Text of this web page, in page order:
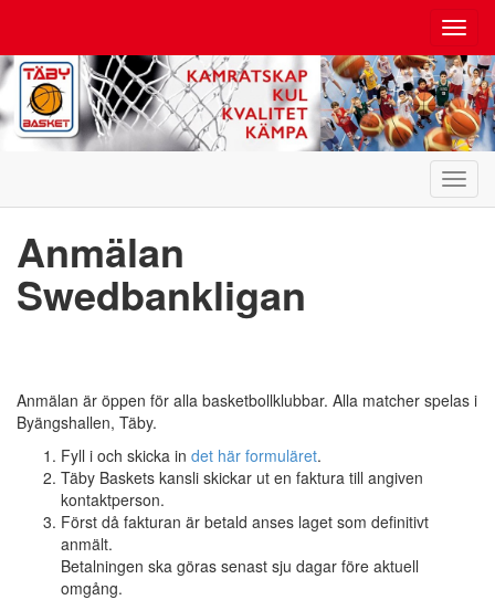
Anmälan
Swedbankligan
Anmälan är öppen för alla basketbollklubbar. Alla matcher spelas i
Byängshallen, Täby.
Fyll i och skicka in det här formuläret.
Täby Baskets kansli skickar ut en faktura till angiven
kontaktperson.
Först då fakturan är betald anses laget som definitivt
anmält.
Betalningen ska göras senast sju dagar före aktuell
omgång.